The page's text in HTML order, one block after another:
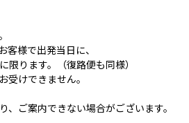
客様で出発当日に、
ります。（復路便も同様）
受けできません。
、ご案内できない場合がございます。